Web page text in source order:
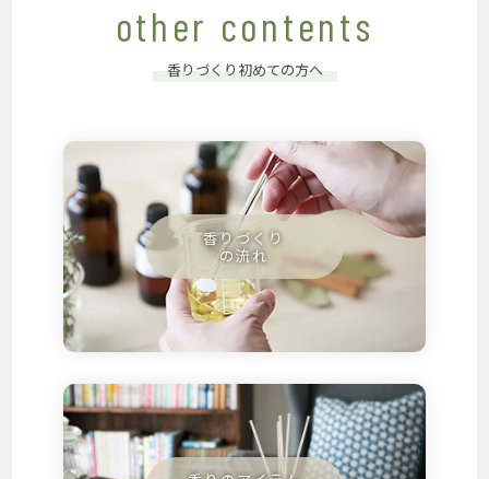
other contents
香りづくり初めての方へ